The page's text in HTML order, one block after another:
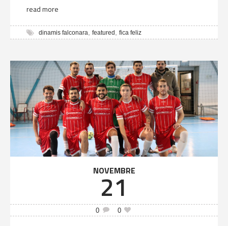
read more
dinamis falconara featured fica feliz
NOVEMBRE
21
0 0